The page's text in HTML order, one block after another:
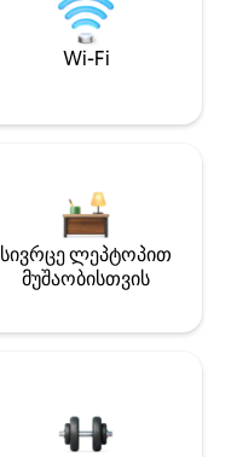
Wi-Fi
სივრცე ლეპტოპით
მუშაობისთვის